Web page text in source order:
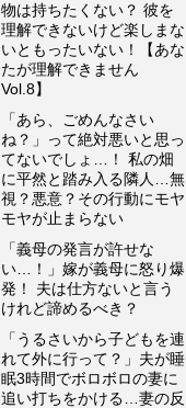
物は持ちたくない？ 彼を
理解できないけど楽しまな
いともったいない！【あな
たが理解できません
Vol.8】
「あら、ごめんなさい
ね？」って絶対悪いと思っ
てないでしょ…！ 私の畑
に平然と踏み入る隣人…無
視？悪意？その行動にモヤ
モヤが止まらない
「義母の発言が許せな
い…！」嫁が義母に怒り爆
発！ 夫は仕方ないと言う
けれど諦めるべき？
「うるさいから子どもを連
れて外に行って？」夫が睡
眠3時間でボロボロの妻に
追い打ちをかける…妻の反